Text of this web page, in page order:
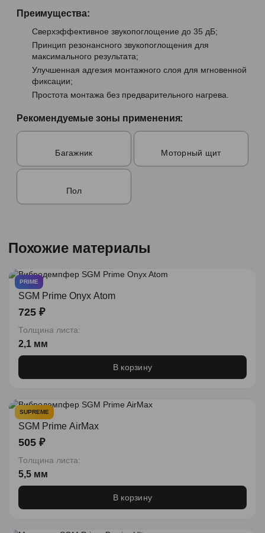
Преимущества:
Сверхэффективное звукопоглощение до 35 дБ;
Принцип резонансного звукопоглощения для
максимального результата;
Улучшенная адгезия монтажного слоя для мгновенной
фиксации;
Простота монтажа без предварительного нагрева.
Рекомендуемые зоны применения:
Багажник Моторный щит
Пол
Похожие материалы
PRIME
SGM Prime Onyx Atom
725 ₽
Толщина листа:
2,1 мм
В корзину
SUPREME
SGM Prime AirMax
505 ₽
Толщина листа:
5,5 мм
В корзину